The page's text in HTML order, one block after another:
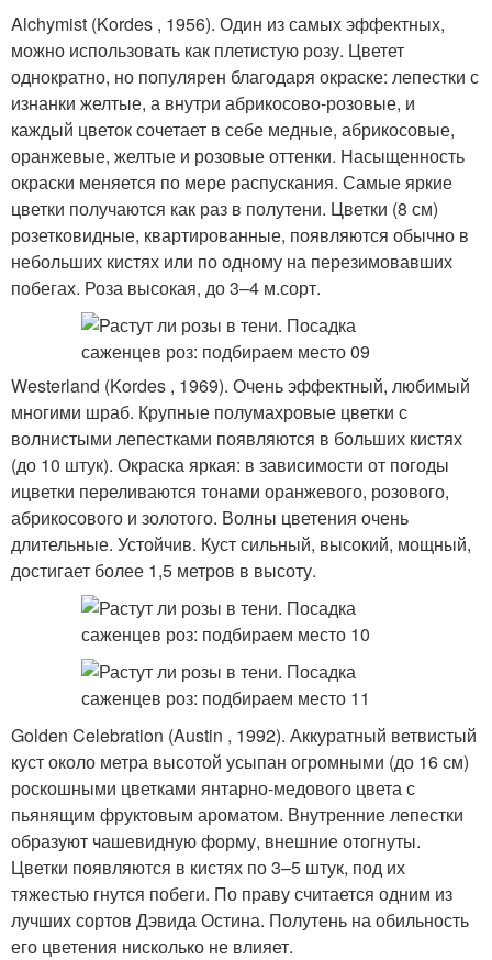
Alchymist (Kordes , 1956). Один из самых эффектных,
можно использовать как плетистую розу. Цветет
однократно, но популярен благодаря окраске: лепестки с
изнанки желтые, а внутри абрикосово-розовые, и
каждый цветок сочетает в себе медные, абрикосовые,
оранжевые, желтые и розовые оттенки. Насыщенность
окраски меняется по мере распускания. Самые яркие
цветки получаются как раз в полутени. Цветки (8 см)
розетковидные, квартированные, появляются обычно в
небольших кистях или по одному на перезимовавших
побегах. Роза высокая, до 3–4 м.сорт.
Westerland (Kordes , 1969). Очень эффектный, любимый
многими шраб. Крупные полумахровые цветки с
волнистыми лепестками появляются в больших кистях
(до 10 штук). Окраска яркая: в зависимости от погоды
ицветки переливаются тонами оранжевого, розового,
абрикосового и золотого. Волны цветения очень
длительные. Устойчив. Куст сильный, высокий, мощный,
достигает более 1,5 метров в высоту.
Golden Celebration (Austin , 1992). Аккуратный ветвистый
куст около метра высотой усыпан огромными (до 16 см)
роскошными цветками янтарно-медового цвета с
пьянящим фруктовым ароматом. Внутренние лепестки
образуют чашевидную форму, внешние отогнуты.
Цветки появляются в кистях по 3–5 штук, под их
тяжестью гнутся побеги. По праву считается одним из
лучших сортов Дэвида Остина. Полутень на обильность
его цветения нисколько не влияет.